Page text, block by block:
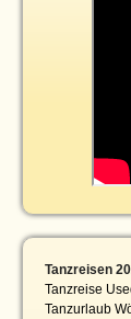
Tanzreisen
Tanzreise
Tanzurlaub